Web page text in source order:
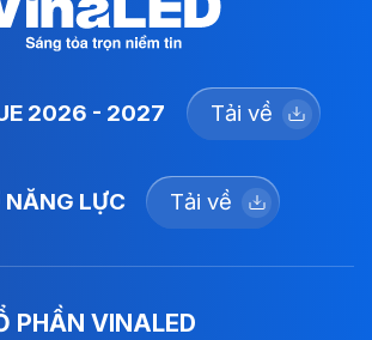
2026 - 2027 Tải về
NĂNG LỰC Tải về
PHẦN VINALED